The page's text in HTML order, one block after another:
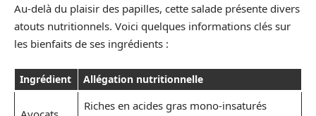
Au-delà du plaisir des papilles, cette salade présente divers
atouts nutritionnels. Voici quelques informations clés sur
les bienfaits de ses ingrédients :
Ingrédient Allégation nutritionnelle
Riches en acides gras mono-insaturés